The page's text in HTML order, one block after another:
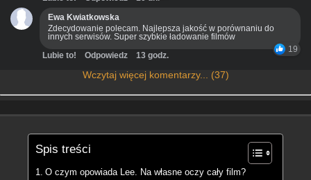
Ewa Kwiatkowska
Zdecydowanie polecam. Najlepsza jakość w porównaniu do
innych serwisów. Super szybkie ładowanie filmów
19
Lubie to! Odpowiedz 13 godz.
Wczytaj więcej komentarzy... (37)
Spis treści
O czym opowiada Lee. Na własne oczy cały film?